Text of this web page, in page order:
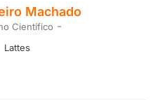
Machado
Científico -
Lattes